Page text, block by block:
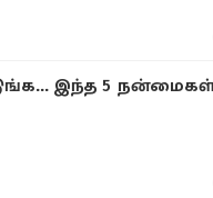
இந்த 5